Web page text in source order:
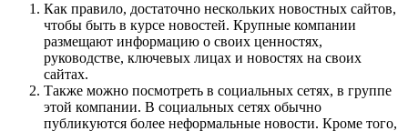
Как правило, достаточно нескольких новостных сайтов,
чтобы быть в курсе новостей. Крупные компании
размещают информацию о своих ценностях,
руководстве, ключевых лицах и новостях на своих
сайтах.
Также можно посмотреть в социальных сетях, в группе
этой компании. В социальных сетях обычно
публикуются более неформальные новости. Кроме того,